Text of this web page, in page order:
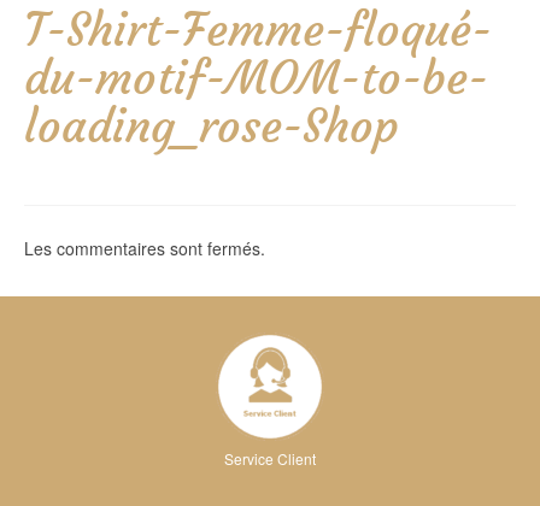
T-Shirt-Femme-floqué-
du-motif-MOM-to-be-
loading_rose-Shop
Les commentaires sont fermés.
Service Client